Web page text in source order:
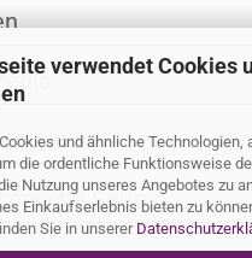
verwendet Cookies
und ähnliche Technologien,
die ordentliche Funktionsweise
Nutzung unseres Angebotes zu
Einkaufserlebnis bieten zu
Sie in unserer
mit
Seite